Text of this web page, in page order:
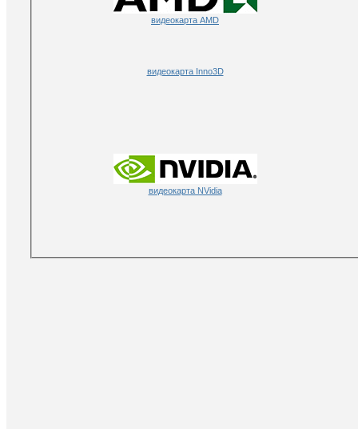
видеокарта AMD
видеокарта Inno3D
видеокарта NVidia